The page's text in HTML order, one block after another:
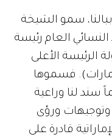
سمو الشيخة
العام رئيسة
الرئيسة الأعلى
فسموها
سند لنا وراعية
وتوجيهات ورؤى
قادرة على